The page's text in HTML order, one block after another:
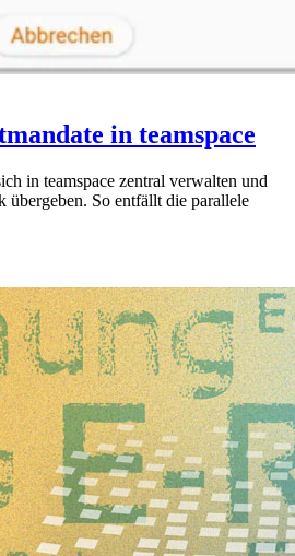
in teamspace
in teamspace zentral verwalten und
So entfällt die parallele